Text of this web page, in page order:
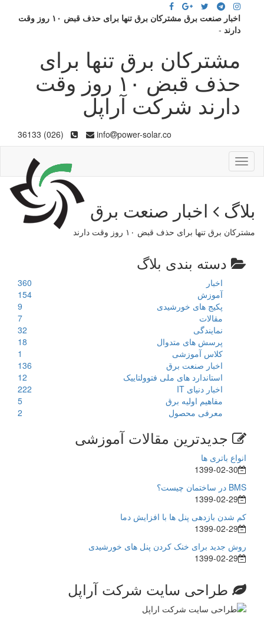
اخبار صنعت برق مشترکان برق تنها برای حذف قبض ۱۰ روز وقت
دارند -
مشترکان برق تنها برای
حذف قبض ۱۰ روز وقت
دارند شرکت آراپل
info power-solar.co
(026) 36133
Toggle
navigation
بلاگ اخبار صنعت برق
مشترکان برق تنها برای حذف قبض ۱۰ روز وقت دارند
دسته بندی بلاگ
اخبار
360
آموزش
154
پکیج های خورشیدی
9
مقالات
7
نمایندگی
32
پرسش های متدوال
18
کلاس آموزشی
1
اخبار صنعت برق
136
استاندارد های ملی فتوولتاییک
12
اخبار دنیای IT
222
مفاهیم اولیه برق
5
معرفی محصول
2
جدیدترین مقالات آموزشی
انواع باتری ها
1399-02-30
BMS در ساختمان چیست؟
1399-02-29
کم شدن بازدهی پنل ها با افزایش دما
1399-02-29
روش جدید برای خنک کردن پنل های خورشیدی
1399-02-29
طراحی سایت شرکت آراپل